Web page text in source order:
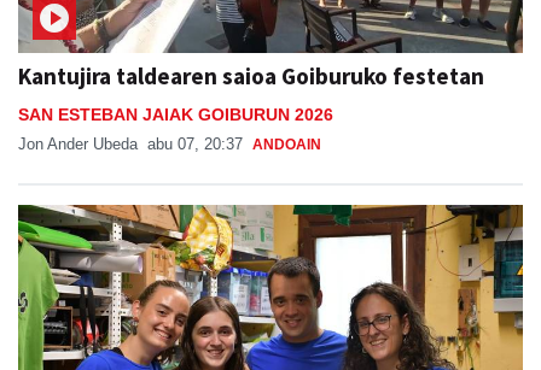
Kantujira taldearen saioa Goiburuko festetan
SAN ESTEBAN JAIAK GOIBURUN 2026
Jon Ander Ubeda abu 07, 20:37 ANDOAIN